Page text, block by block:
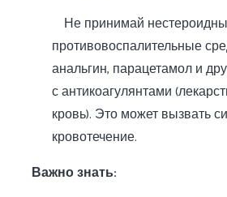
Не принимай
противовоспалительные
анальгин, парацетамол и
с антикоагулянтами
кровь). Это может вызвать
кровотечение.
Важно знать: